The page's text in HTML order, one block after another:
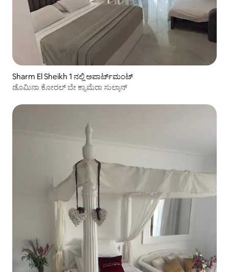
Sharm El Sheikh 1 ನಲ್ಲಿ ಅಪಾರ್ಟ್‌ಮಂಟ್
ಡೊಮಿನಾ ಕೋರಲ್ ಬೇ ಕ್ಯಾಮೆರಾ ಸುಲ್ತಾನ್